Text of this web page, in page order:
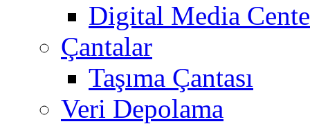
Digital Media
Çantalar
Taşıma Çantası
Veri Depolama